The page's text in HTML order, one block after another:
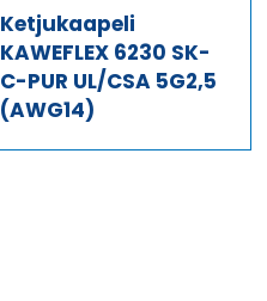
Ketjukaapeli
KAWEFLEX 6230 SK-
C-PUR UL/CSA 5G2,5
(AWG14)